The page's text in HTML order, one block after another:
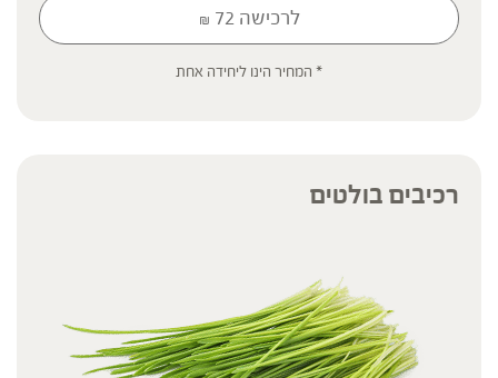
בהיריון, נשים מניקות, ילדים, אנשים החולים במחלות כרוניות והנוטלים
תרופות מרשם – יש להיוועץ ברופא לפני השימוש. המונח 'צמחי מרפא'
לרכישה ₪ 72
* המחיר הינו ליחידה אחת
רכיבים בולטים